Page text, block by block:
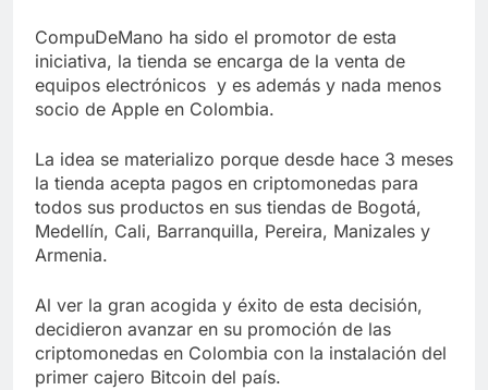
CompuDeMano ha sido el promotor de esta
iniciativa, la tienda se encarga de la venta de
equipos electrónicos y es además y nada menos
socio de Apple en Colombia.
La idea se materializo porque desde hace 3 meses
la tienda acepta pagos en criptomonedas para
todos sus productos en sus tiendas de Bogotá,
Medellín, Cali, Barranquilla, Pereira, Manizales y
Armenia.
Al ver la gran acogida y éxito de esta decisión,
decidieron avanzar en su promoción de las
criptomonedas en Colombia con la instalación del
primer cajero Bitcoin del país.